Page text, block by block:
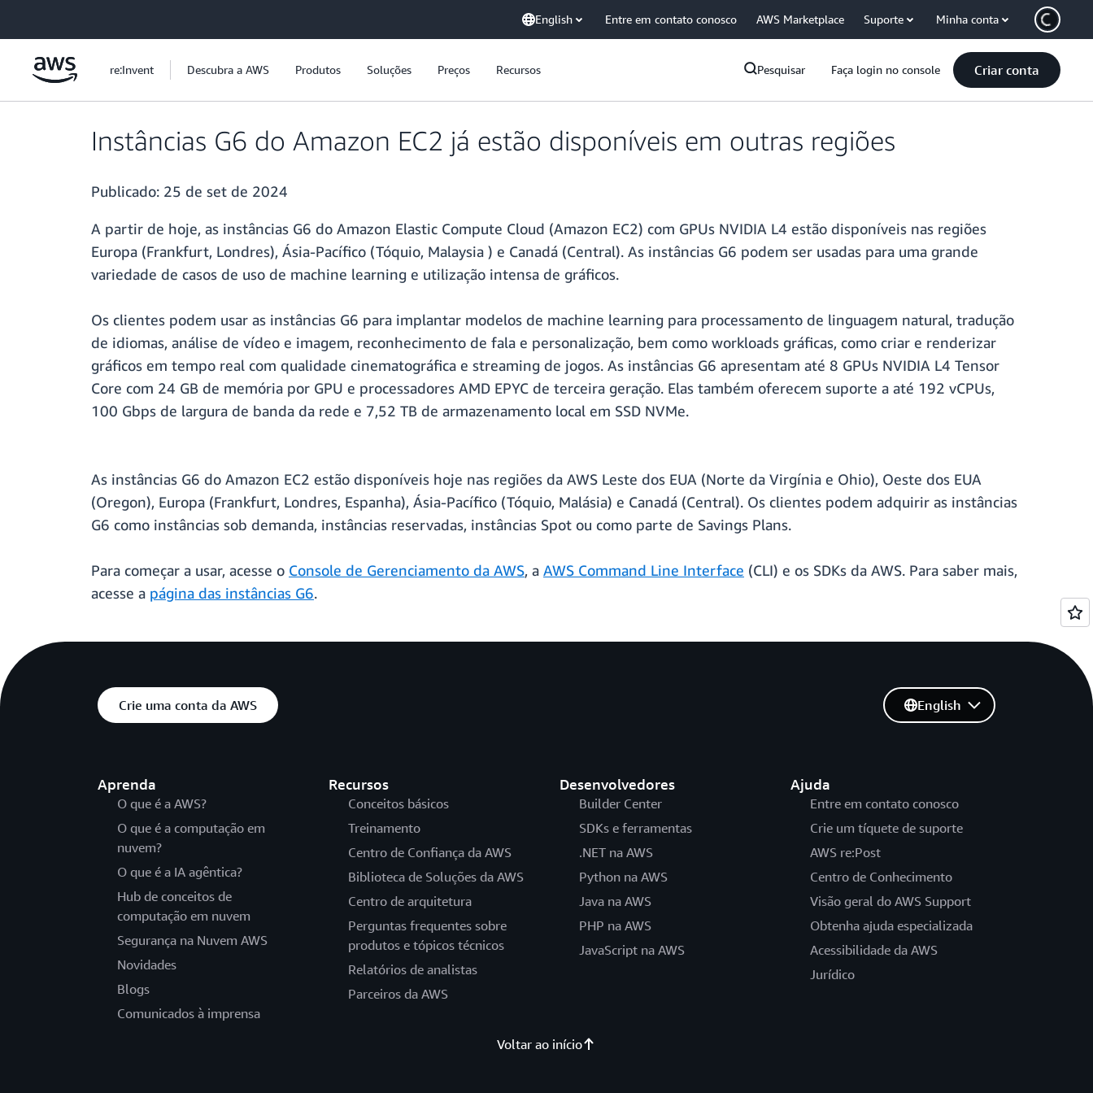
English Entre em contato conosco AWS Marketplace Suporte Minha conta
re:Invent Descubra a AWS Produtos Soluções Preços Recursos Pesquisar Faça login no console Criar conta
Instâncias G6 do Amazon EC2 já estão disponíveis em outras regiões
Publicado: 25 de set de 2024
A partir de hoje, as instâncias G6 do Amazon Elastic Compute Cloud (Amazon EC2) com GPUs NVIDIA L4 estão disponíveis nas regiões
Europa (Frankfurt, Londres), Ásia-Pacífico (Tóquio, Malaysia ) e Canadá (Central). As instâncias G6 podem ser usadas para uma grande
variedade de casos de uso de machine learning e utilização intensa de gráficos.
Os clientes podem usar as instâncias G6 para implantar modelos de machine learning para processamento de linguagem natural, tradução
de idiomas, análise de vídeo e imagem, reconhecimento de fala e personalização, bem como workloads gráficas, como criar e renderizar
gráficos em tempo real com qualidade cinematográfica e streaming de jogos. As instâncias G6 apresentam até 8 GPUs NVIDIA L4 Tensor
Core com 24 GB de memória por GPU e processadores AMD EPYC de terceira geração. Elas também oferecem suporte a até 192 vCPUs,
100 Gbps de largura de banda da rede e 7,52 TB de armazenamento local em SSD NVMe.
As instâncias G6 do Amazon EC2 estão disponíveis hoje nas regiões da AWS Leste dos EUA (Norte da Virgínia e Ohio), Oeste dos EUA
(Oregon), Europa (Frankfurt, Londres, Espanha), Ásia-Pacífico (Tóquio, Malásia) e Canadá (Central). Os clientes podem adquirir as instâncias
G6 como instâncias sob demanda, instâncias reservadas, instâncias Spot ou como parte de Savings Plans.
Para começar a usar, acesse o Console de Gerenciamento da AWS, a AWS Command Line Interface (CLI) e os SDKs da AWS. Para saber mais,
acesse a página das instâncias G6.
Crie uma conta da AWS
Aprenda
O que é a AWS?
O que é a computação em
nuvem?
O que é a IA agêntica?
Hub de conceitos de
computação em nuvem
Segurança na Nuvem AWS
Novidades
Blogs
Comunicados à imprensa
Recursos
Conceitos básicos
Treinamento
Centro de Confiança da AWS
Biblioteca de Soluções da AWS
Centro de arquitetura
Perguntas frequentes sobre
produtos e tópicos técnicos
Relatórios de analistas
Parceiros da AWS
Desenvolvedores
Builder Center
SDKs e ferramentas
.NET na AWS
Python na AWS
Java na AWS
PHP na AWS
JavaScript na AWS
Ajuda
Entre em contato conosco
Crie um tíquete de suporte
AWS re:Post
Centro de Conhecimento
Visão geral do AWS Support
Obtenha ajuda especializada
Acessibilidade da AWS
Jurídico
English
Voltar ao início